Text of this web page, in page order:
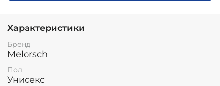
Характеристики
Бренд
Melorsch
Пол
Унисекс